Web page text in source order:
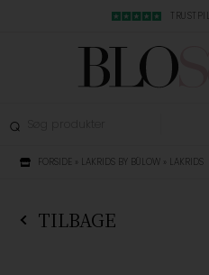
FORSIDE » LAKRIDS BY BÜLOW » LAKRIDS
TILBAGE